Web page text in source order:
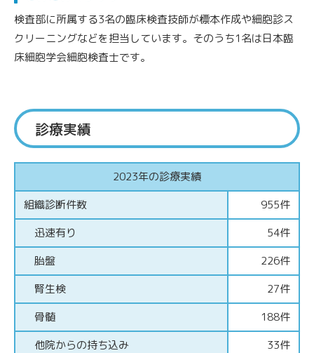
検査部に所属する3名の臨床検査技師が標本作成や細胞診ス
クリーニングなどを担当しています。そのうち1名は日本臨
床細胞学会細胞検査士です。
診療実績
2023年の診療実績
組織診断件数
955件
迅速有り
54件
胎盤
226件
腎生検
27件
骨髄
188件
他院からの持ち込み
33件